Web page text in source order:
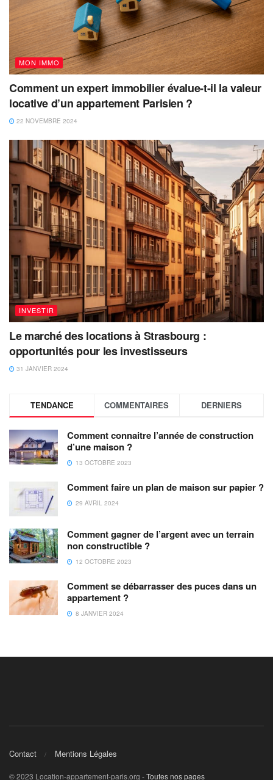
MON IMMO
Comment un expert immobilier évalue-t-il la valeur
locative d’un appartement Parisien ?
22 NOVEMBRE 2024
INVESTIR
Le marché des locations à Strasbourg :
opportunités pour les investisseurs
31 JANVIER 2024
TENDANCE COMMENTAIRES DERNIERS
Comment connaitre l’année de construction
d’une maison ?
13 OCTOBRE 2023
Comment faire un plan de maison sur papier ?
29 AVRIL 2024
Comment gagner de l’argent avec un terrain
non constructible ?
12 OCTOBRE 2023
Comment se débarrasser des puces dans un
appartement ?
8 JANVIER 2024
Contact Mentions Légales
© 2023 Location-appartement-paris.org -Toutes nos pages